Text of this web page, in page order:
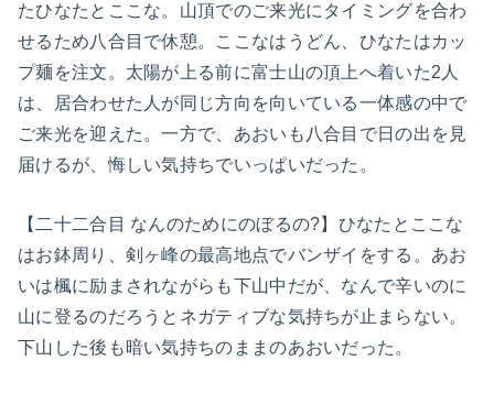
たひなたとここな。山頂でのご来光にタイミングを合わ
せるため八合目で休憩。ここなはうどん、ひなたはカッ
プ麺を注文。太陽が上る前に富士山の頂上へ着いた2人
は、居合わせた人が同じ方向を向いている一体感の中で
ご来光を迎えた。一方で、あおいも八合目で日の出を見
届けるが、悔しい気持ちでいっぱいだった。
【二十二合目 なんのためにのぼるの?】ひなたとここな
はお鉢周り、剣ヶ峰の最高地点でバンザイをする。あお
いは楓に励まされながらも下山中だが、なんで辛いのに
山に登るのだろうとネガティブな気持ちが止まらない。
下山した後も暗い気持ちのままのあおいだった。